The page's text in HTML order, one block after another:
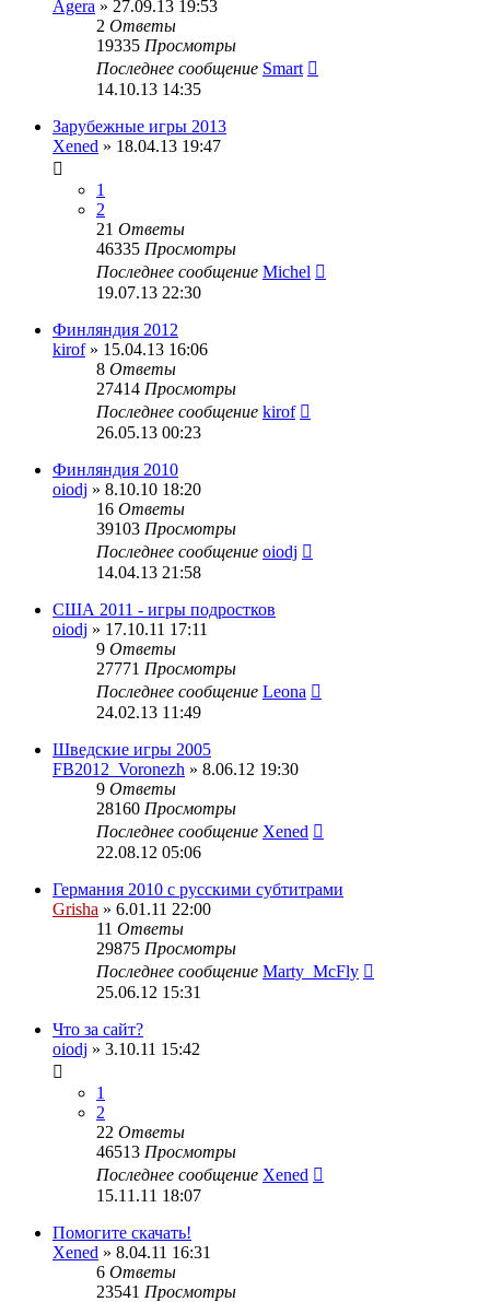
Agera » 27.09.13 19:53
2 Ответы
19335 Просмотры
Последнее сообщение Smart
14.10.13 14:35
Зарубежные игры 2013
Xened » 18.04.13 19:47
1
2
21 Ответы
46335 Просмотры
Последнее сообщение Michel
19.07.13 22:30
Финляндия 2012
kirof» 15.04.13 16:06
8 Ответы
27414 Просмотры
Последнее сообщение kirof
26.05.13 00:23
Финляндия 2010
oiodj » 8.10.10 18:20
16 Ответы
39103 Просмотры
Последнее сообщение oiodj
14.04.13 21:58
США 2011 - игры подростков
oiodj » 17.10.11 17:11
9 Ответы
27771 Просмотры
Последнее сообщение Leona
24.02.13 11:49
Шведские игры 2005
FB2012_Voronezh » 8.06.12 19:30
9 Ответы
28160 Просмотры
Последнее сообщение Xened
22.08.12 05:06
Германия 2010 с русскими субтитрами
Grisha » 6.01.11 22:00
11 Ответы
29875 Просмотры
Последнее сообщение Marty_McFly
25.06.12 15:31
Что за сайт?
oiodj » 3.10.11 15:42
1
2
22 Ответы
46513 Просмотры
Последнее сообщение Xened
15.11.11 18:07
Помогите скачать!
Xened » 8.04.11 16:31
6 Ответы
23541 Просмотры